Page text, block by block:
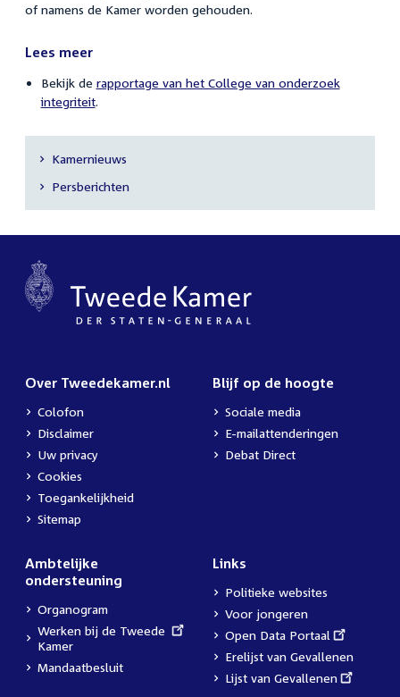
of namens de Kamer worden gehouden.
Lees meer
Bekijk de rapportage van het College van onderzoek
integriteit.
Secundaire
navigatie
Kamernieuws
Persberichten
Over Tweedekamer.nl
Colofon
Disclaimer
Uw privacy
Cookies
Toegankelijkheid
Sitemap
Blijf op de hoogte
Sociale media
E-mailattenderingen
Debat Direct
Ambtelijke
ondersteuning
Organogram
External
link:
Werken bij de Tweede
Kamer
Mandaatbesluit
Links
Politieke websites
Voor jongeren
External
link:
Open Data Portaal
Erelijst van Gevallenen
External
Lijst van Gevallenen